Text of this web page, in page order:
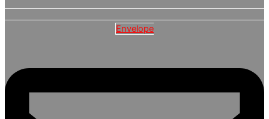
Envelope